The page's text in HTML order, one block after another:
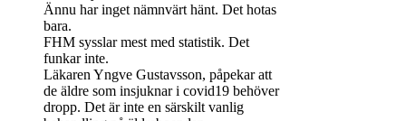
Ännu har inget nämnvärt hänt. Det hotas
bara.
FHM sysslar mest med statistik. Det
funkar inte.
Läkaren Yngve Gustavsson, påpekar att
de äldre som insjuknar i covid19 behöver
dropp. Det är inte en särskilt vanlig